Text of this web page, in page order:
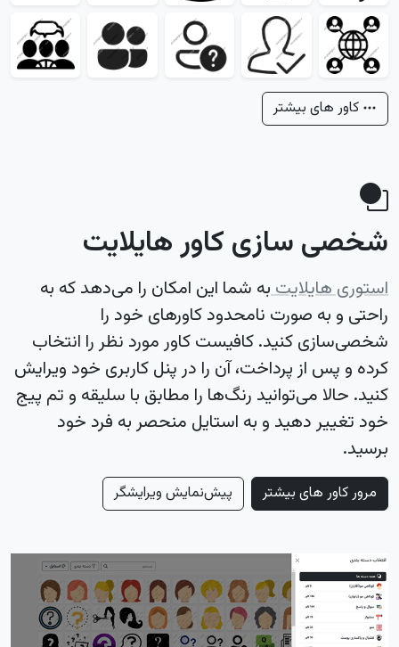
کاور های بیشتر
شخصی سازی کاور هایلایت
استوری هایلایتبه شما این امکان را می‌دهد که به
راحتی و به صورت نامحدود کاورهای خود را
شخصی‌سازی کنید. کافیست کاور مورد نظر را انتخاب
کرده و پس از پرداخت، آن را در پنل کاربری خود ویرایش
کنید. حالا می‌توانید رنگ‌ها را مطابق با سلیقه و تم پیج
خود تغییر دهید و به استایل منحصر به فرد خود
برسید.
مرور کاور های بیشتر پیش‌نمایش ویرایشگر